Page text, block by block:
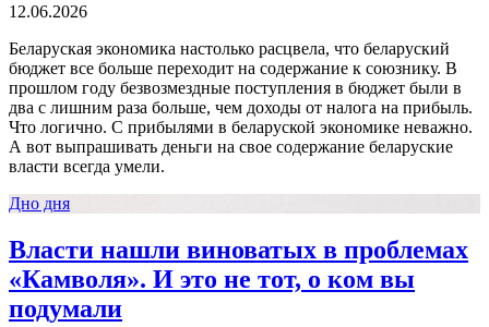
12.06.2026
Беларуская экономика настолько расцвела, что беларуский
бюджет все больше переходит на содержание к союзнику. В
прошлом году безвозмездные поступления в бюджет были в
два с лишним раза больше, чем доходы от налога на прибыль.
Что логично. С прибылями в беларуской экономике неважно.
А вот выпрашивать деньги на свое содержание беларуские
власти всегда умели.
Дно дня
Власти нашли виноватых в проблемах
«Камволя». И это не тот, о ком вы
подумали